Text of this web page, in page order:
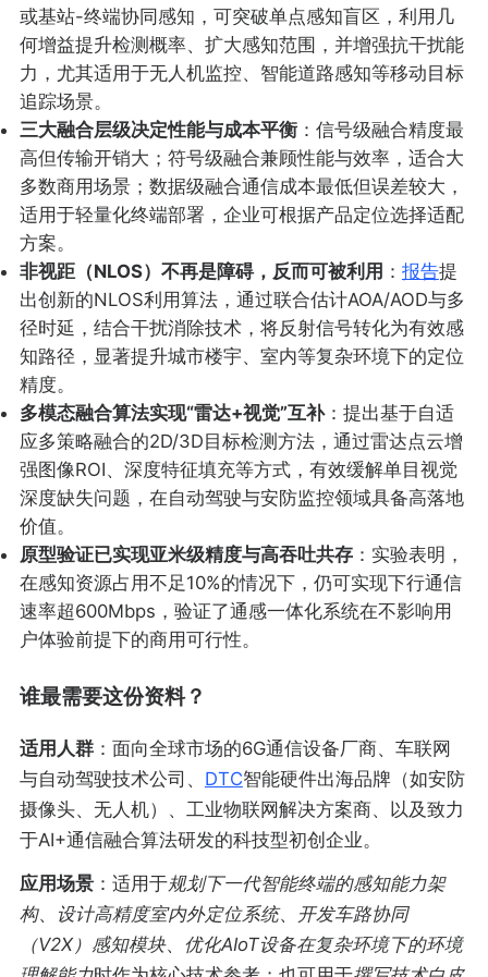
或基站-终端协同感知，可突破单点感知盲区，利用几
何增益提升检测概率、扩大感知范围，并增强抗干扰能
力，尤其适用于无人机监控、智能道路感知等移动目标
追踪场景。
三大融合层级决定性能与成本平衡：信号级融合精度最
高但传输开销大；符号级融合兼顾性能与效率，适合大
多数商用场景；数据级融合通信成本最低但误差较大，
适用于轻量化终端部署，企业可根据产品定位选择适配
方案。
非视距（NLOS）不再是障碍，反而可被利用 ： 报告提
出创新的NLOS利用算法，通过联合估计AOA/AOD与多
径时延，结合干扰消除技术，将反射信号转化为有效感
知路径，显著提升城市楼宇、室内等复杂环境下的定位
精度。
多模态融合算法实现“雷达+视觉”互补：提出基于自适
应多策略融合的2D/3D目标检测方法，通过雷达点云增
强图像ROI、深度特征填充等方式，有效缓解单目视觉
深度缺失问题，在自动驾驶与安防监控领域具备高落地
价值。
原型验证已实现亚米级精度与高吞吐共存：实验表明，
在感知资源占用不足10%的情况下，仍可实现下行通信
速率超600Mbps，验证了通感一体化系统在不影响用
户体验前提下的商用可行性。
谁最需要这份资料？
适用人群：面向全球市场的6G通信设备厂商、车联网
与自动驾驶技术公司、 DTC智能硬件出海品牌（如安防
摄像头、无人机）、工业物联网解决方案商、以及致力
于AI+通信融合算法研发的科技型初创企业。
应用场景：适用于规划下一代智能终端的感知能力架
构、 设计高精度室内外定位系统、
开发车路协同
（V2X）感知模块、 优化AIoT设备在复杂环境下的环境